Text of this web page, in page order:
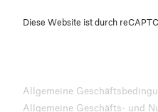
Diese Website ist durch
Allgemeine
Allgemeine Geschäfts- und